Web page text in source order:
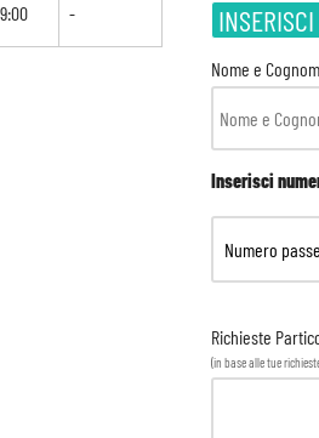
Nome e
Inserisci
Richieste
(in base alle tue
-